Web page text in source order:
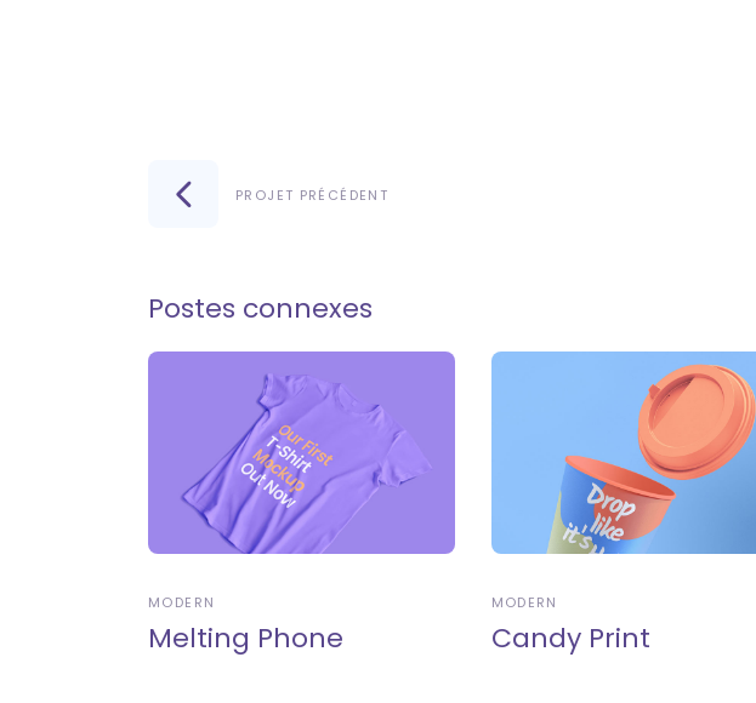
PROJET PRÉCÉDENT
Postes connexes
MODERN
Melting Phone
MODERN
Candy Print